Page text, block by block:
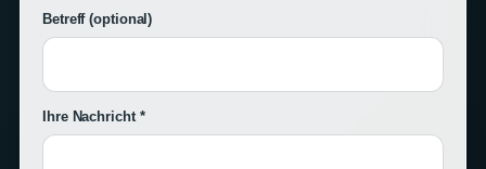
Betreff(optional)
Ihre Nachricht *